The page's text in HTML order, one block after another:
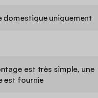
domestique uniquement
est très simple, une
est fournie